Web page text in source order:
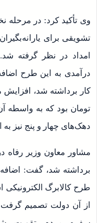
تشویقی برای
امداد در نظر گرفته
درآمدی به این طرح
تومان بود که به واسطه
دهک‌های چهار و پنج نیز
مشاور معاون وزیر رفاه
برداشته شد، گفت:
طرح کالابرگ الکترونیکی
از آن دولت تصمیم